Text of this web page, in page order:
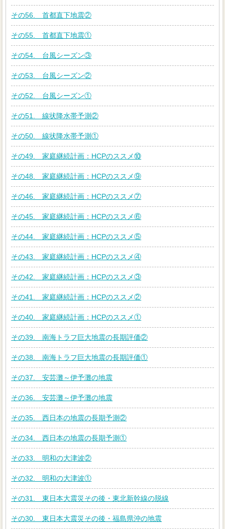
その56. 首都直下地震②
その55. 首都直下地震①
その54. 台風シーズン③
その53. 台風シーズン②
その52. 台風シーズン①
その51. 線状降水帯予測②
その50. 線状降水帯予測①
その49. 家庭継続計画：HCPのススメ⑩
その48. 家庭継続計画：HCPのススメ⑨
その46. 家庭継続計画：HCPのススメ⑦
その45. 家庭継続計画：HCPのススメ⑥
その44. 家庭継続計画：HCPのススメ⑤
その43. 家庭継続計画：HCPのススメ④
その42. 家庭継続計画：HCPのススメ③
その41. 家庭継続計画：HCPのススメ②
その40. 家庭継続計画：HCPのススメ①
その39. 南海トラフ巨大地震の長期評価②
その38. 南海トラフ巨大地震の長期評価①
その37. 安芸灘～伊予灘の地震
その36. 安芸灘～伊予灘の地震
その35. 西日本の地震の長期予測②
その34. 西日本の地震の長期予測①
その33. 明和の大津波②
その32. 明和の大津波①
その31. 東日本大震災その後・東北新幹線の脱線
その30. 東日本大震災その後・福島県沖の地震